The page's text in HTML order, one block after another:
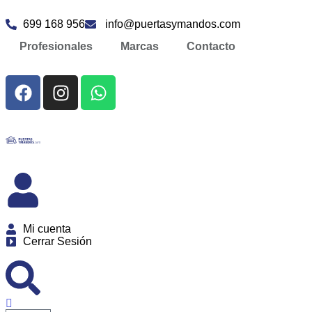
699 168 956
info@puertasymandos.com
Profesionales
Marcas Contacto
Mi cuenta
Cerrar Sesión